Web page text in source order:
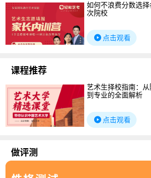
如何不浪费分数选择
次院校
点击观看
课程推荐
艺术生择校指南：从
到专业的全面解析
点击观看
做评测